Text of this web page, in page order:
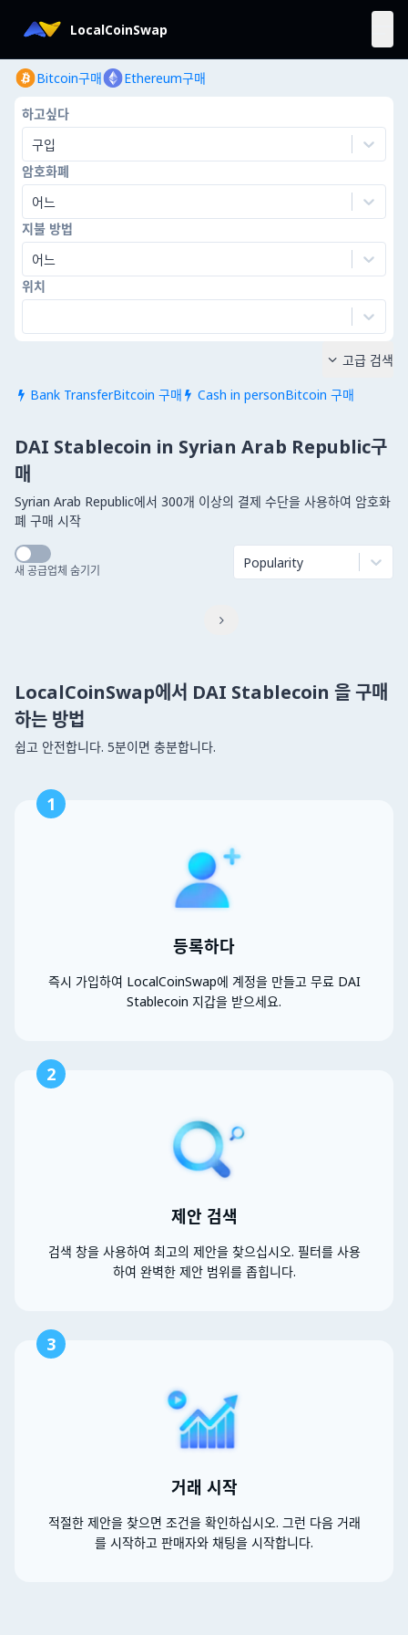
LocalCoinSwap
Bitcoin구매 Ethereum구매
하고싶다
구입
암호화폐
어느
지불 방법
어느
위치
 Bank TransferBitcoin 구매  Cash in personBitcoin 구매
 고급 검색
DAI Stablecoin in Syrian Arab Republic구
매
Syrian Arab Republic에서 300개 이상의 결제 수단을 사용하여 암호화
폐 구매 시작
새 공급업체 숨기기 Popularity

LocalCoinSwap에서 DAI Stablecoin 을 구매
하는 방법
쉽고 안전합니다. 5분이면 충분합니다.
1
등록하다
즉시 가입하여 LocalCoinSwap에 계정을 만들고 무료 DAI
Stablecoin 지갑을 받으세요.
2
제안 검색
검색 창을 사용하여 최고의 제안을 찾으십시오. 필터를 사용
하여 완벽한 제안 범위를 좁힙니다.
3
거래 시작
적절한 제안을 찾으면 조건을 확인하십시오. 그런 다음 거래
를 시작하고 판매자와 채팅을 시작합니다.